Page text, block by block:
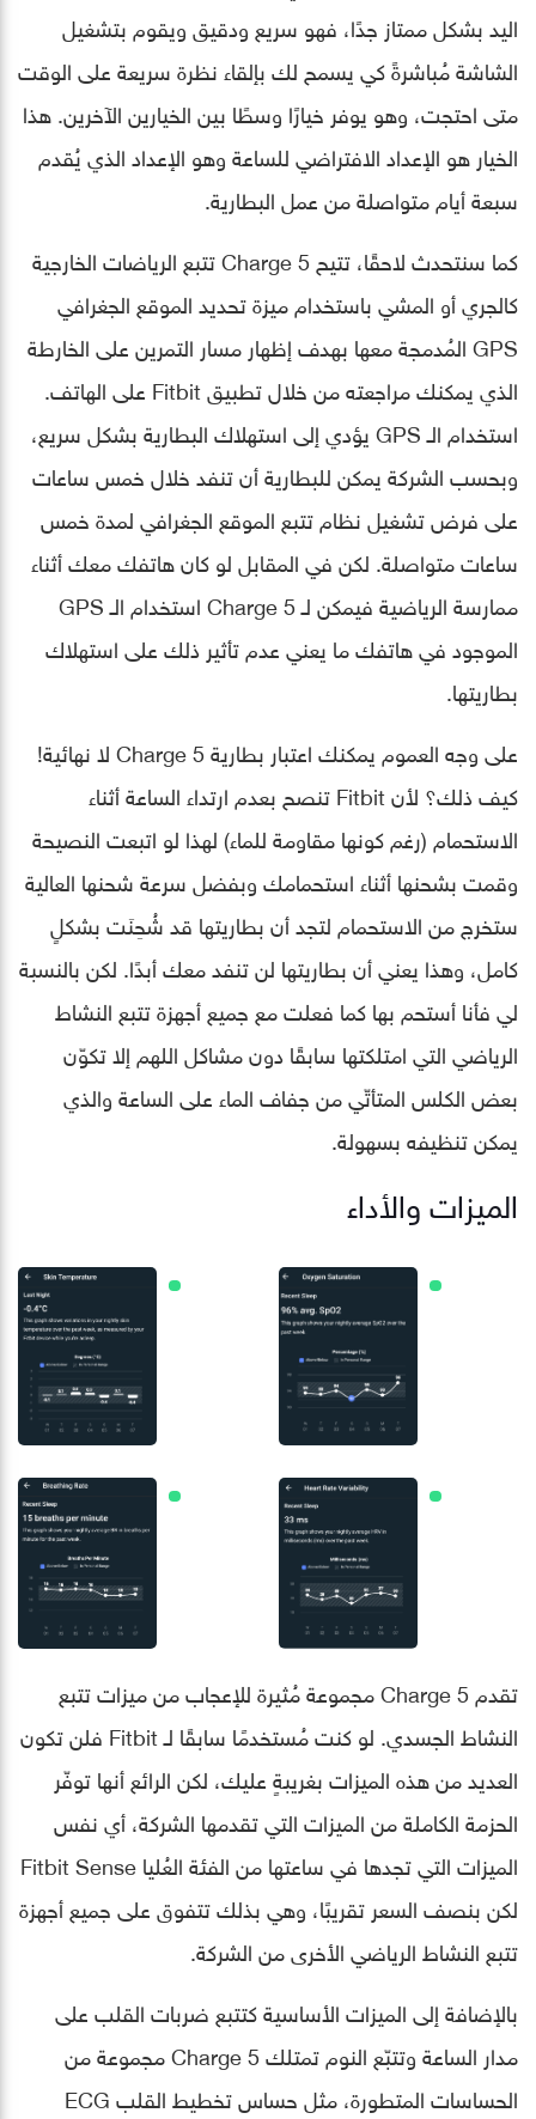
اليد بشكل ممتاز جدًا، فهو سريع ودقيق ويقوم بتشغيل
الشاشة مُباشرةً كي يسمح لك بإلقاء نظرة سريعة على الوقت
متى احتجت، وهو يوفر خيارًا وسطًا بين الخيارين الآخرين. هذا
الخيار هو الإعداد الافتراضي للساعة وهو الإعداد الذي يُقدم
سبعة أيام متواصلة من عمل البطارية.
كما سنتحدث لاحقًا، تتيح Charge 5 تتبع الرياضات الخارجية
كالجري أو المشي باستخدام ميزة تحديد الموقع الجغرافي
GPS المُدمجة معها بهدف إظهار مسار التمرين على الخارطة
الذي يمكنك مراجعته من خلال تطبيق Fitbit على الهاتف.
استخدام الـ GPS يؤدي إلى استهلاك البطارية بشكل سريع،
وبحسب الشركة يمكن للبطارية أن تنفد خلال خمس ساعات
على فرض تشغيل نظام تتبع الموقع الجغرافي لمدة خمس
ساعات متواصلة. لكن في المقابل لو كان هاتفك معك أثناء
ممارسة الرياضية فيمكن لـ Charge 5 استخدام الـ GPS
الموجود في هاتفك ما يعني عدم تأثير ذلك على استهلاك
بطاريتها.
على وجه العموم يمكنك اعتبار بطارية Charge 5 لا نهائية!
كيف ذلك؟ لأن Fitbit تنصح بعدم ارتداء الساعة أثناء
الاستحمام (رغم كونها مقاومة للماء) لهذا لو اتبعت النصيحة
وقمت بشحنها أثناء استحمامك وبفضل سرعة شحنها العالية
ستخرج من الاستحمام لتجد أن بطاريتها قد شُحِنَت بشكلٍ
كامل، وهذا يعني أن بطاريتها لن تنفد معك أبدًا. لكن بالنسبة
لي فأنا أستحم بها كما فعلت مع جميع أجهزة تتبع النشاط
الرياضي التي امتلكتها سابقًا دون مشاكل اللهم إلا تكوّن
بعض الكلس المتأتّي من جفاف الماء على الساعة والذي
يمكن تنظيفه بسهولة.
الميزات والأداء
تقدم Charge 5 مجموعة مُثيرة للإعجاب من ميزات تتبع
النشاط الجسدي. لو كنت مُستخدمًا سابقًا لـ Fitbit فلن تكون
العديد من هذه الميزات بغريبةٍ عليك، لكن الرائع أنها توفّر
الحزمة الكاملة من الميزات التي تقدمها الشركة، أي نفس
الميزات التي تجدها في ساعتها من الفئة العُليا Fitbit Sense
لكن بنصف السعر تقريبًا، وهي بذلك تتفوق على جميع أجهزة
تتبع النشاط الرياضي الأخرى من الشركة.
بالإضافة إلى الميزات الأساسية كتتبع ضربات القلب على
مدار الساعة وتتبّع النوم تمتلك Charge 5 مجموعة من
الحساسات المتطورة، مثل حساس تخطيط القلب ECG